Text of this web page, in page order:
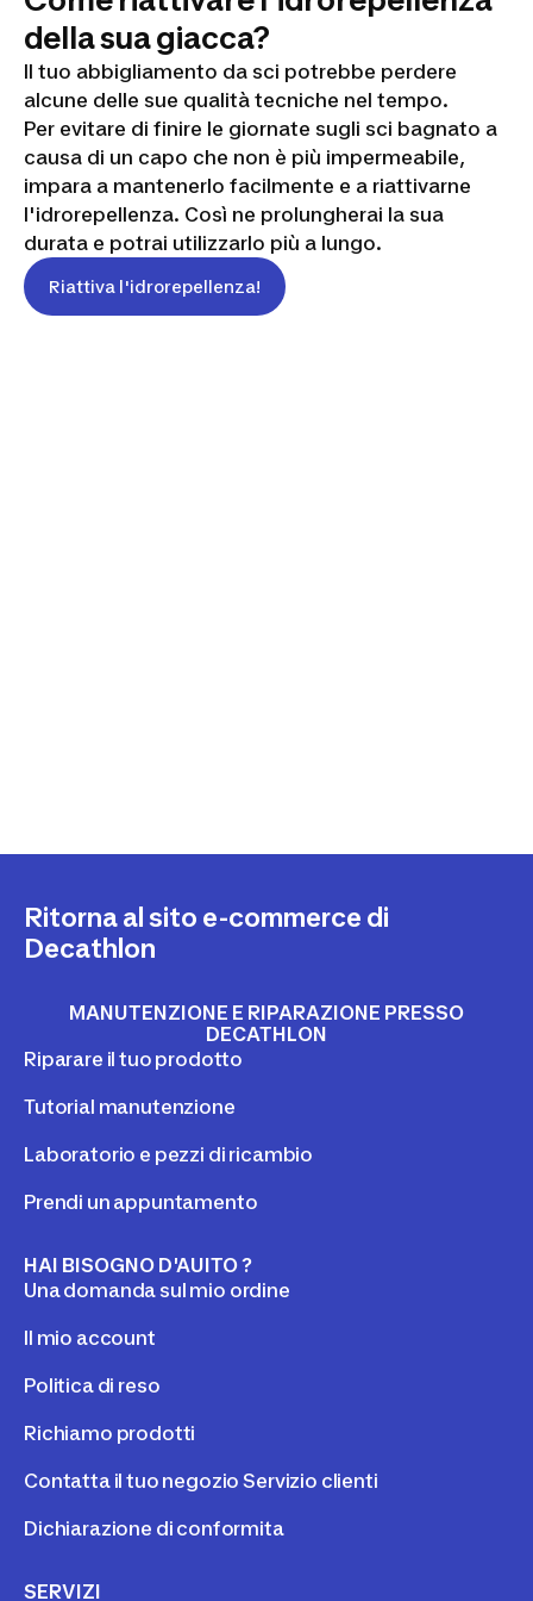
della sua giacca?
Il tuo abbigliamento da sci potrebbe perdere
alcune delle sue qualità tecniche nel tempo.
Per evitare di finire le giornate sugli sci bagnato a
causa di un capo che non è più impermeabile,
impara a mantenerlo facilmente e a riattivarne
l'idrorepellenza. Così ne prolungherai la sua
durata e potrai utilizzarlo più a lungo.
Riattiva l'idrorepellenza!
Ritorna al sito e-commerce di
Decathlon
MANUTENZIONE E RIPARAZIONE PRESSO
DECATHLON
Riparare il tuo prodotto
Tutorial manutenzione
Laboratorio e pezzi di ricambio
Prendi un appuntamento
HAI BISOGNO D'AUITO ?
Una domanda sul mio ordine
Il mio account
Politica di reso
Richiamo prodotti
Contatta il tuo negozio Servizio clienti
Dichiarazione di conformita
SERVIZI